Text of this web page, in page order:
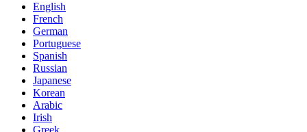
English
French
German
Portuguese
Spanish
Russian
Japanese
Korean
Arabic
Irish
Greek